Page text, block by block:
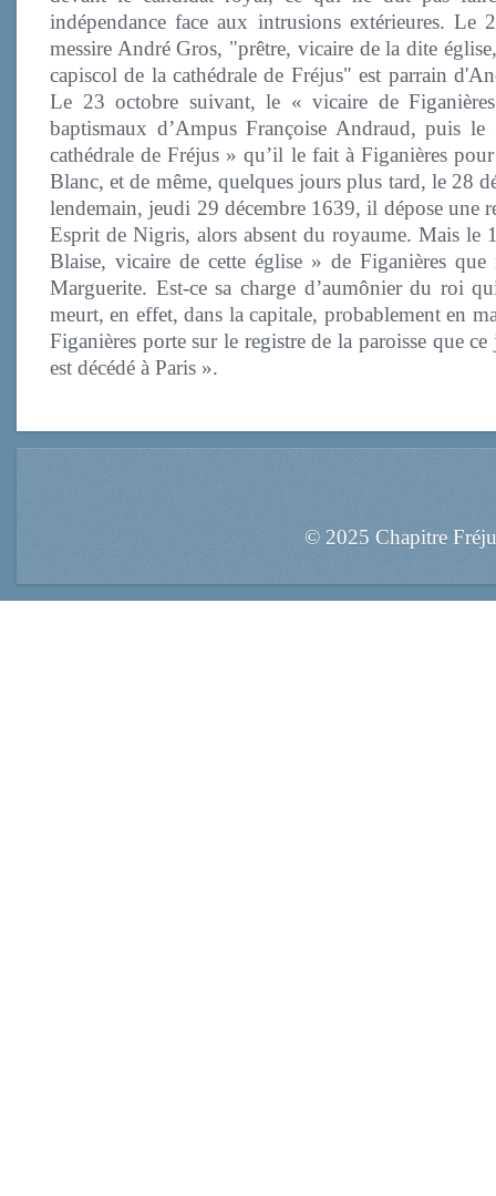
indépendance face aux intrusions extérieures. Le
messire André Gros, "prêtre, vicaire de la dite
capiscol de la cathédrale de Fréjus" est parrain
Le 23 octobre suivant, le « vicaire de
baptismaux d’Ampus Françoise Andraud, puis
cathédrale de Fréjus » qu’il le fait à Figanières
Blanc, et de même, quelques jours plus tard, le 28
lendemain, jeudi 29 décembre 1639, il dépose une
Esprit de Nigris, alors absent du royaume. Mais le
Blaise, vicaire de cette église » de Figanières
Marguerite. Est-ce sa charge d’aumônier du roi
meurt, en effet, dans la capitale, probablement en
Figanières porte sur le registre de la paroisse que
est décédé à Paris ».
© 2025 Chapitre